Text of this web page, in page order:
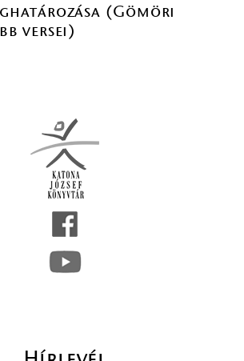
(Gömöri
versei)